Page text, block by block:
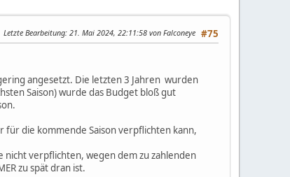
#75
Letzte Bearbeitung: 21. Mai 2024, 22:11:58 von Falconeye
angesetzt. Die letzten 3 Jahren wurden
Saison) wurde das Budget bloß gut
für die kommende Saison verpflichten kann,
nicht verpflichten, wegen dem zu zahlenden
zu spät dran ist.